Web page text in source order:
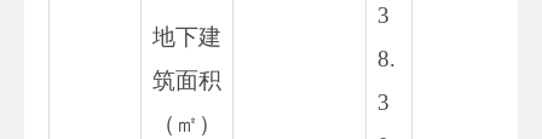
地下建
筑面积
（㎡）
3
8.
3